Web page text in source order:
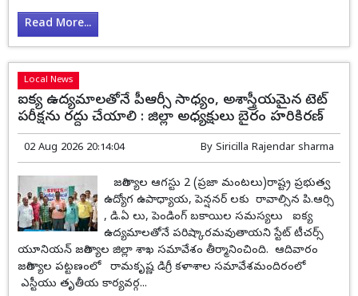
Read More...
Local News
ఐక్య ఉద్యమాలతోనే పీఆర్సీ సాధ్యం, అశాస్త్రీయమైన టెట్
పరీక్షను రద్దు చేయాలి : జిల్లా అధ్యక్షులు బైరం హరికిరణ్
02 Aug 2026 20:14:04 By Siricilla Rajendar sharma
జగిత్యాల ఆగస్టు 2 (ప్రజా మంటలు)రాష్ట్ర ప్రభుత్వ
ఉద్యోగ ఉపాధ్యాయ, పెన్షనర్ లకు రావాల్సిన పి.ఆర్సి
, డి.ఏ లు, పెండింగ్ బకాయిల సమస్యలు ఐక్య
ఉద్యమాలతోనే పరిష్కారమవుతాయని స్టేట్ టీచర్స్
యూనియన్ జగిత్యాల జిల్లా శాఖ సమావేశం తీర్మానించింది. ఆదివారం
జగిత్యాల పట్టణంలో రామకృష్ణ డిగ్రీ కళాశాల సమావేశమందిరంలో
ఎస్టీయు తృతీయ కార్యవర్గ...